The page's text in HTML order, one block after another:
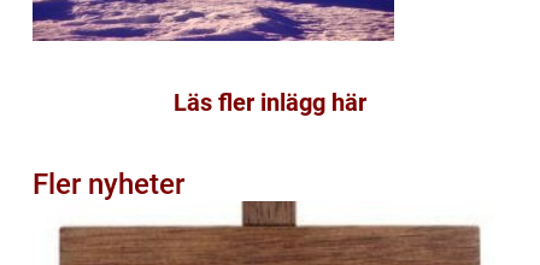
Läs fler inlägg här
Fler nyheter